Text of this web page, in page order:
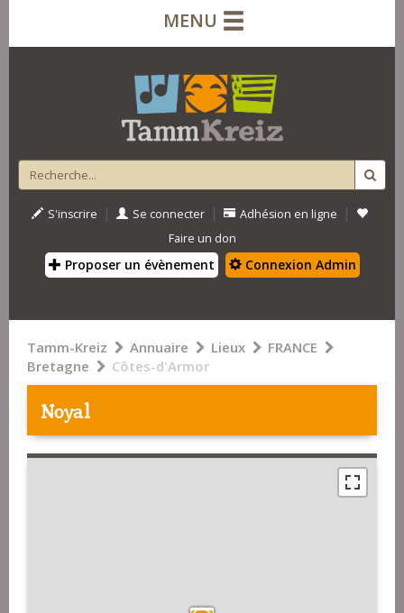
MENU
S'inscrire | Se connecter | Adhésion en ligne |
Faire un don
Proposer un évènement Connexion Admin
Tamm-Kreiz Annuaire Lieux
FRANCE
Bretagne
Côtes-d'Armor
Noyal